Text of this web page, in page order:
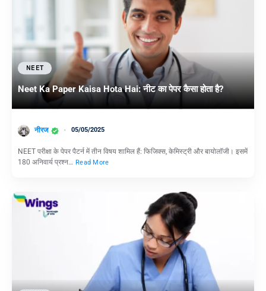
NEET
Neet Ka Paper Kaisa Hota Hai: नीट का पेपर कैसा होता है?
नीरज 05/05/2025
NEET परीक्षा के पेपर पैटर्न में तीन विषय शामिल हैं: फिजिक्स, केमिस्ट्री और बायोलॉजी। इसमें
180 अनिवार्य प्रश्न… Read More